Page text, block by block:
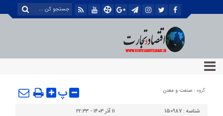
گروه : صنعت و معدن پ
شناسه : 150987
۱۱ آذر ۱۴۰۳ - ۲۲:۳۳